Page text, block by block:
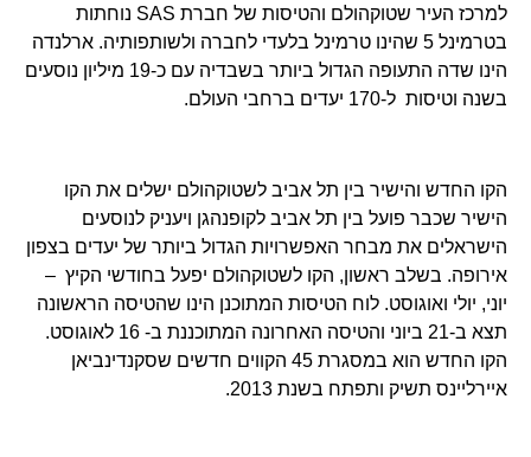
למרכז העיר שטוקהולם והטיסות של חברת SAS נוחתות
בטרמינל 5 שהינו טרמינל בלעדי לחברה ולשותפותיה. ארלנדה
הינו שדה התעופה הגדול ביותר בשבדיה עם כ-19 מיליון נוסעים
בשנה וטיסות ל-170 יעדים ברחבי העולם.
הקו החדש והישיר בין תל אביב לשטוקהולם ישלים את הקו
הישיר שכבר פועל בין תל אביב לקופנהגן ויעניק לנוסעים
הישראלים את מבחר האפשרויות הגדול ביותר של יעדים בצפון
אירופה. בשלב ראשון, הקו לשטוקהולם יפעל בחודשי הקיץ –
יוני, יולי ואוגוסט. לוח הטיסות המתוכנן הינו שהטיסה הראשונה
תצא ב-21 ביוני והטיסה האחרונה המתוכננת ב- 16 לאוגוסט.
הקו החדש הוא במסגרת 45 הקווים חדשים שסקנדינביאן
איירליינס תשיק ותפתח בשנת 2013.